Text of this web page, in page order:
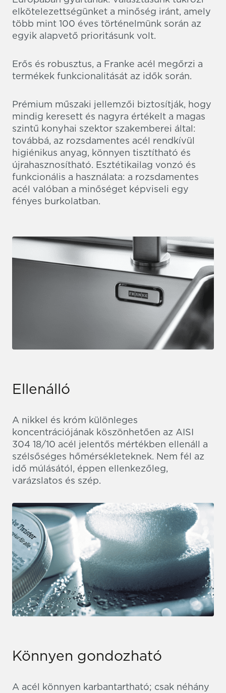
elkötelezettségünket a minőség iránt, amely
több mint 100 éves történelmünk során az
egyik alapvető prioritásunk volt.
Erős és robusztus, a Franke acél megőrzi a
termékek funkcionalitását az idők során.
Prémium műszaki jellemzői biztosítják, hogy
mindig keresett és nagyra értékelt a magas
szintű konyhai szektor szakemberei által:
továbbá, az rozsdamentes acél rendkívül
higiénikus anyag, könnyen tisztítható és
újrahasznosítható. Esztétikailag vonzó és
funkcionális a használata: a rozsdamentes
acél valóban a minőséget képviseli egy
fényes burkolatban.
Ellenálló
A nikkel és króm különleges
koncentrációjának köszönhetően az AISI
304 18/10 acél jelentős mértékben ellenáll a
szélsőséges hőmérsékleteknek. Nem fél az
idő múlásától, éppen ellenkezőleg,
varázslatos és szép.
Könnyen gondozható
A acél könnyen karbantartható; csak néhány